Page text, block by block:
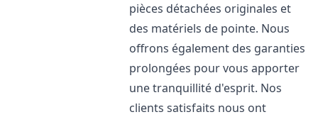
pièces détachées originales et
des matériels de pointe. Nous
offrons également des garanties
prolongées pour vous apporter
une tranquillité d'esprit. Nos
clients satisfaits nous ont